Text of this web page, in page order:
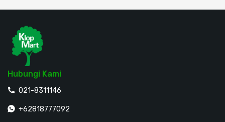
Hubungi Kami
021-8311146
+62818777092